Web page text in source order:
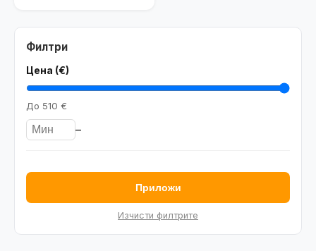
Филтри
Цена (€)
До 510 €
–
Приложи
Изчисти филтрите